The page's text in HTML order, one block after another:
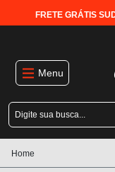
FRETE GRÁTIS
Menu
Home